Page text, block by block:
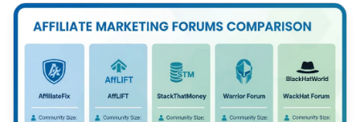
Najlepšie affiliate fóra 2025: Top komunity pre